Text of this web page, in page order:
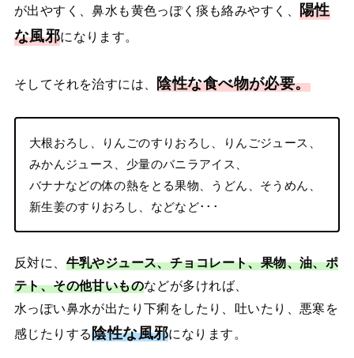
が出やすく、鼻水も黄色っぽく痰も絡みやすく、 陽性
な風邪になります。
そしてそれを治すには、 陰性な食べ物が必要。
大根おろし、りんごのすりおろし、りんごジュース、
みかんジュース、少量のバニラアイス、
バナナなどの体の熱をとる果物、うどん、そうめん、
新生姜のすりおろし、などなど･･･
反対に、 牛乳やジュース、チョコレート、果物、油、ポ
テト、その他甘いものなどが多ければ、
水っぽい鼻水が出たり下痢をしたり、吐いたり、悪寒を
感じたりする陰性な風邪になります。